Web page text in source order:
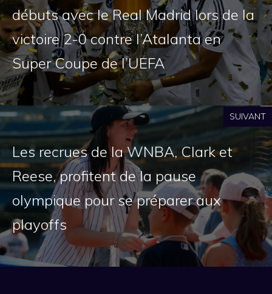
débuts avec le Real Madrid lors de la
victoire 2-0 contre l’Atalanta en
Super Coupe de l’UEFA
SUIVANT
Les recrues de la WNBA, Clark et
Reese, profitent de la pause
olympique pour se préparer aux
playoffs